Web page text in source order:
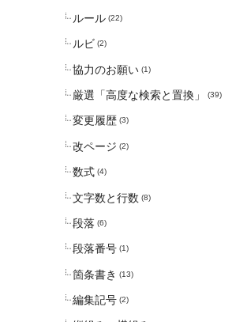
ルール (22)
ルビ (2)
協力のお願い (1)
厳選「高度な検索と置換」 (39)
変更履歴 (3)
改ページ (2)
数式 (4)
文字数と行数 (8)
段落 (6)
段落番号 (1)
箇条書き (13)
編集記号 (2)